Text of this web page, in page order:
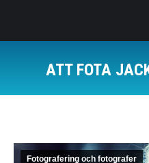
ATT FOTA
Fotografering och fotografer